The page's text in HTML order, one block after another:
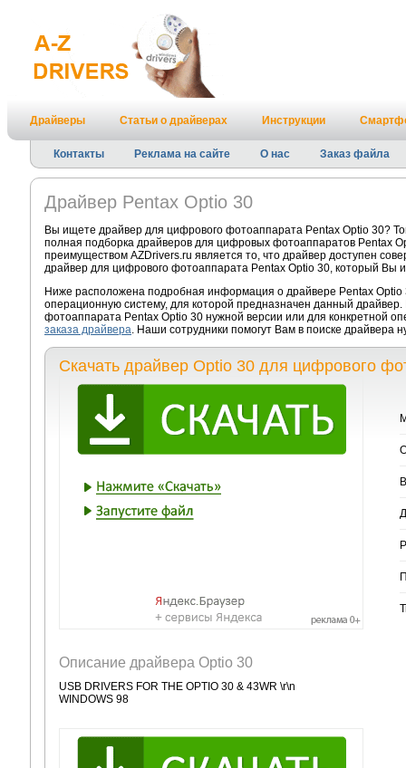
Драйверы Статьи о драйверах Инструкции
Контакты Реклама на сайте О нас Заказ файла
Драйвер Pentax Optio 30
Вы ищете драйвер для цифрового фотоаппарата Pentax Optio 30?
полная подборка драйверов для цифровых фотоаппаратов Pentax
преимуществом AZDrivers.ru является то, что драйвер доступен
драйвер для цифрового фотоаппарата Pentax Optio 30, который Вы
Ниже расположена подробная информация о драйвере Pentax
операционную систему, для которой предназначен данный
фотоаппарата Pentax Optio 30 нужной версии или для конкретной
заказа драйвера. Наши сотрудники помогут Вам в поиске
Скачать драйвер Optio 30 для цифрового
Описание драйвера Optio 30
USB DRIVERS FOR THE OPTIO 30 & 43WR \r\n
WINDOWS 98